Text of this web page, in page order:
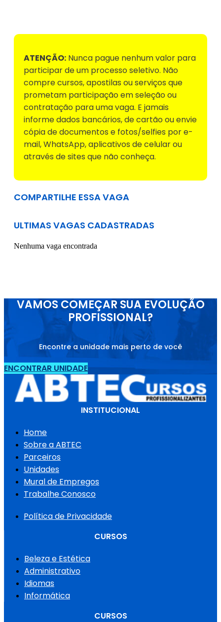
ATENÇÃO: Nunca pague nenhum valor para
participar de um processo seletivo. Não
compre cursos, apostilas ou serviços que
prometam participação em seleção ou
contratação para uma vaga. E jamais
informe dados bancários, de cartão ou envie
cópia de documentos e fotos/selfies por e-
mail, WhatsApp, aplicativos de celular ou
através de sites que não conheça.
COMPARTILHE ESSA VAGA
ULTIMAS VAGAS CADASTRADAS
Nenhuma vaga encontrada
VAMOS COMEÇAR SUA EVOLUÇÃO
PROFISSIONAL?
Encontre a unidade mais perto de você
ENCONTRAR UNIDADE
INSTITUCIONAL
Home
Sobre a ABTEC
Parceiros
Unidades
Mural de Empregos
Trabalhe Conosco
Política de Privacidade
CURSOS
Beleza e Estética
Administrativo
Idiomas
Informática
CURSOS